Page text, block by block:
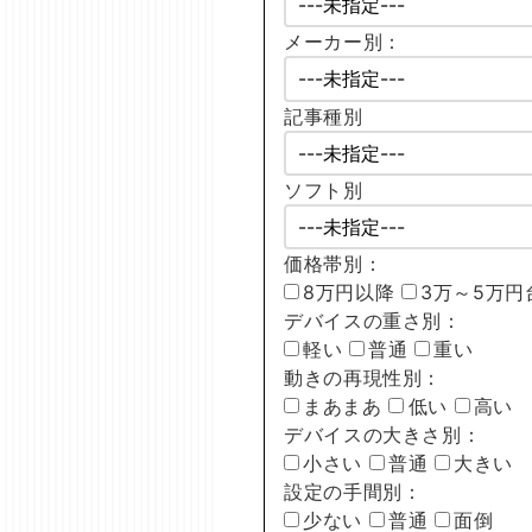
メーカー別：
記事種別
ソフト別
価格帯別：
8万円以降
3万～5万円
デバイスの重さ別：
軽い
普通
重い
動きの再現性別：
まあまあ
低い
高い
デバイスの大きさ別：
小さい
普通
大きい
設定の手間別：
少ない
普通 面倒